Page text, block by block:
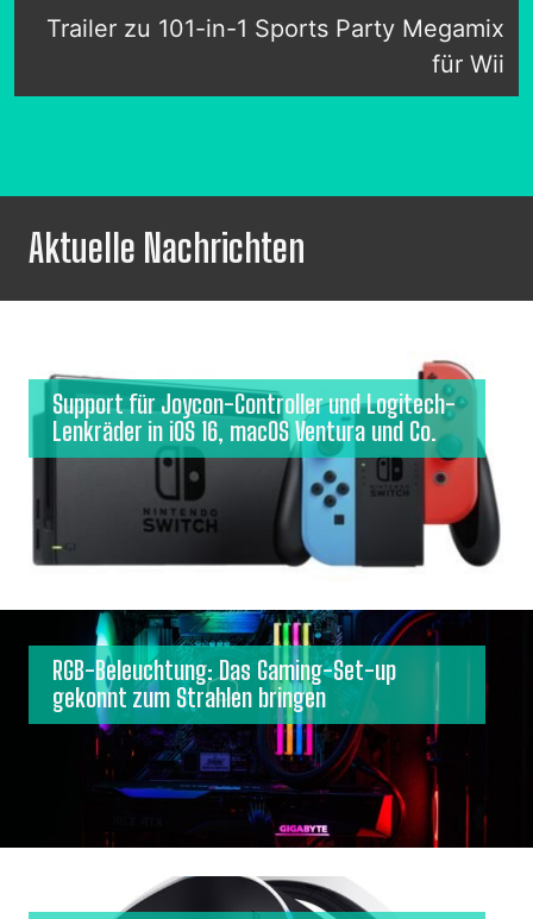
Trailer zu 101-in-1 Sports Party Megamix
für Wii
Aktuelle Nachrichten
Support für Joycon-Controller und Logitech-
Lenkräder in iOS 16, macOS Ventura und Co.
RGB-Beleuchtung: Das Gaming-Set-up
gekonnt zum Strahlen bringen